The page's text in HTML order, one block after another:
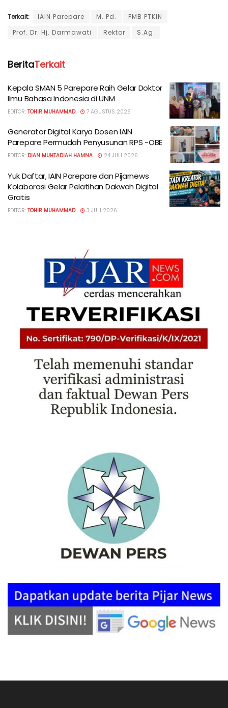
Terkait: IAIN Parepare M. Pd.
PMB PTKIN
Prof. Dr. Hj. Darmawati
Rektor S.Ag.
BeritaTerkait
Kepala SMAN 5 Parepare Raih Gelar Doktor
Ilmu Bahasa Indonesia di UNM
EDITOR: TOHIR MUHAMMAD 7 AGUSTUS 2026
Generator Digital Karya Dosen IAIN
Parepare Permudah Penyusunan RPS -OBE
EDITOR: DIAN MUHTADIAH HAMNA 24 JULI 2026
Yuk Daftar, IAIN Parepare dan Pijarnews
Kolaborasi Gelar Pelatihan Dakwah Digital
Gratis
EDITOR: TOHIR MUHAMMAD 3 JULI 2026